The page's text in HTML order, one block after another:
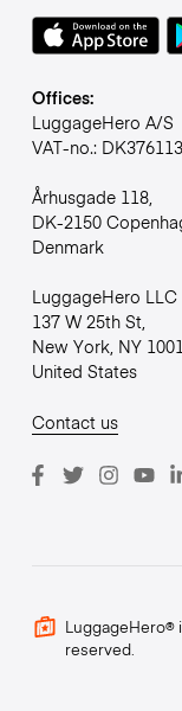
Offices:
LuggageHero A/S
VAT-no.:
Århusgade 118,
DK-2150
Denmark
LuggageHero LLC
137 W 25th St,
New York, NY
United States
Contact us
LuggageHero®
reserved.